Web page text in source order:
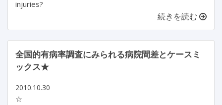
injuries?
続きを読む
全国的有病率調査にみられる病院間差とケースミ
ックス★
2010.10.30
☆